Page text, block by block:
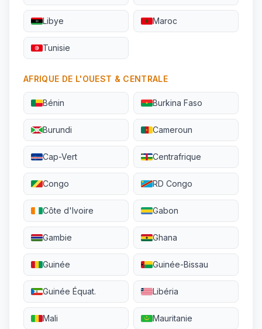
Libye Maroc
Tunisie
AFRIQUE DE L'OUEST & CENTRALE
Bénin Burkina Faso
Burundi Cameroun
Cap-Vert Centrafrique
Congo RD Congo
Côte d'Ivoire Gabon
Gambie Ghana
Guinée Guinée-Bissau
Guinée Équat. Libéria
Mali Mauritanie